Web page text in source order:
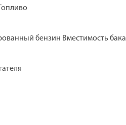
бензин Вместимость бака